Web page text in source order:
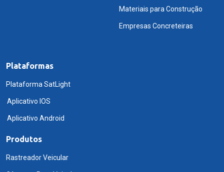
Materiais para Construção
Empresas Concreteiras
Plataformas
Plataforma SatLight
Aplicativo IOS
Aplicativo Android
Produtos
Rastreador Veicular